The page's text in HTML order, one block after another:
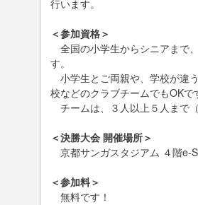
行います。
＜参加資格＞
全国の小学生からシニアまで
す。
小学生とご両親や、学校が違
校などのクラブチームでもOKで
チームは、３人以上５人まで
＜決勝大会 開催場所＞
京都サンガスタジアム ４階e-
＜参加料＞
無料です！